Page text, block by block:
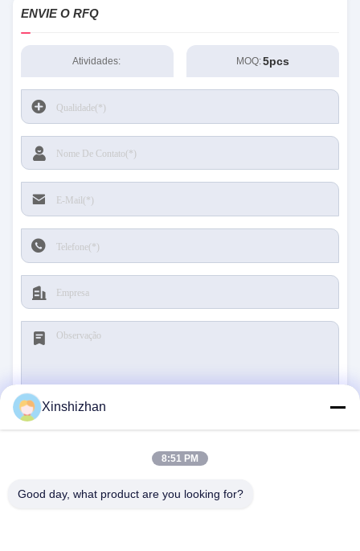
ENVIE O RFQ
Atividades: MOQ:5pcs
Xinshizhan
8:51 PM
Good day, what product are you looking for?